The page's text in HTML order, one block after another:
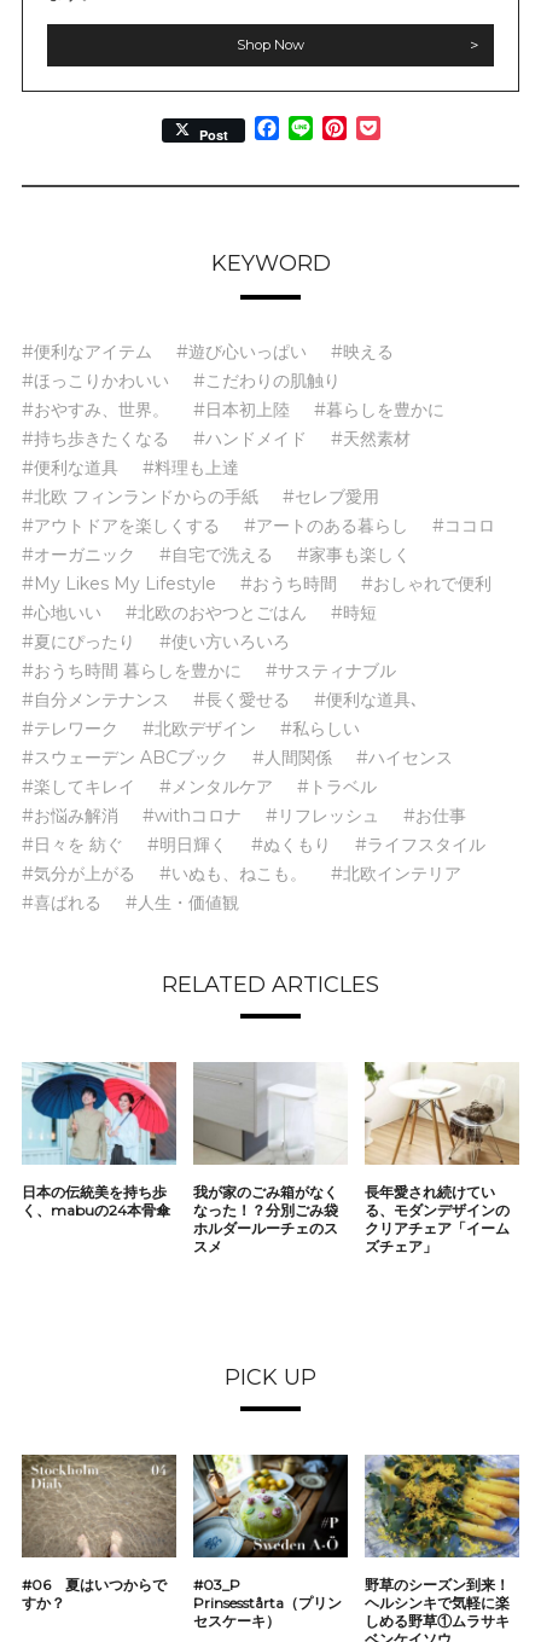
Shop Now
Post Facebook
Line Pinterest
KEYWORD
#便利なアイテム #遊び心いっぱい
#映える
#ほっこりかわいい
#こだわりの肌触り
#おやすみ、世界。
#日本初上陸
#暮らしを豊かに
#持ち歩きたくなる
#ハンドメイド
#天然素材
#便利な道具
#料理も上達
#北欧 フィンランドからの手紙
#セレブ愛用
#アウトドアを楽しくする
#アートのある暮らし
#ココロ
#オーガニック
#自宅で洗える
#家事も楽しく
#My Likes My Lifestyle
#おうち時間
#おしゃれで便利
#心地いい
#北欧のおやつとごはん
#時短
#夏にぴったり
#使い方いろいろ
#おうち時間 暮らしを豊かに
#サスティナブル
#自分メンテナンス
#長く愛せる
#便利な道具､
#テレワーク
#北欧デザイン
#私らしい
#スウェーデン ABCブック
#人間関係
#ハイセンス
#楽してキレイ
#メンタルケア
#トラベル
#お悩み解消
#withコロナ #リフレッシュ
#お仕事
#日々を 紡ぐ
#明日輝く #ぬくもり
#ライフスタイル
#気分が上がる
#いぬも、ねこも。
#北欧インテリア
#喜ばれる
#人生・価値観
RELATED ARTICLES
日本の伝統美を持ち歩
く、mabuの24本骨傘
我が家のごみ箱がなく
なった！？分別ごみ袋
ホルダールーチェのス
スメ
長年愛され続けてい
る、モダンデザインの
クリアチェア「イーム
ズチェア」
PICK UP
#06 夏はいつからで
すか？
#03_P
Prinsesstårta（プリン
セスケーキ）
野草のシーズン到来！
ヘルシンキで気軽に楽
しめる野草①ムラサキ